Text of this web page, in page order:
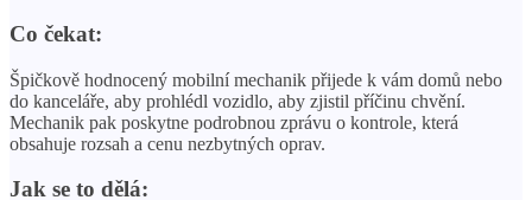
Co čekat:
Špičkově hodnocený mobilní mechanik přijede k vám domů nebo
do kanceláře, aby prohlédl vozidlo, aby zjistil příčinu chvění.
Mechanik pak poskytne podrobnou zprávu o kontrole, která
obsahuje rozsah a cenu nezbytných oprav.
Jak se to dělá: